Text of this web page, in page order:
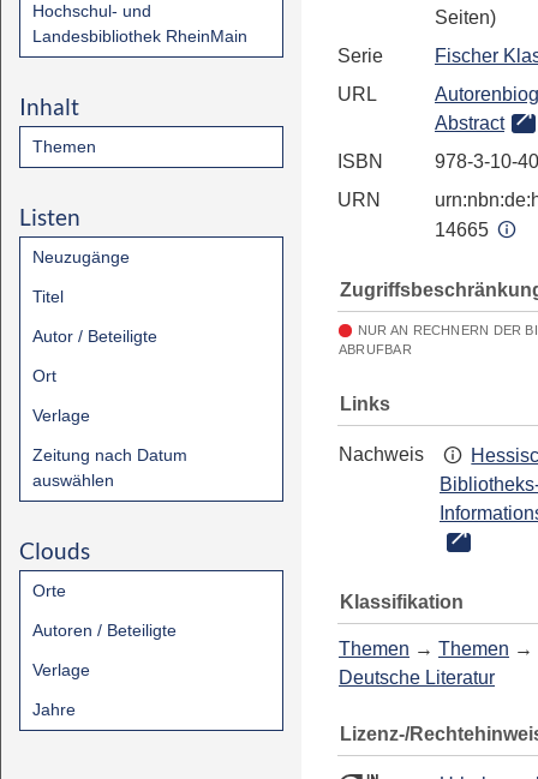
Hochschul- und
Landesbibliothek RheinMain
Inhalt
Themen
Listen
Neuzugänge
Titel
Autor / Beteiligte
Ort
Verlage
Zeitung nach Datum
auswählen
Clouds
Orte
Autoren / Beteiligte
Verlage
Jahre
Seiten)
Serie
Fischer
URL
Abstract
ISBN
978-3-10-
URN
14665
NUR AN RECHNERN DER
ABRUFBAR
Links
Nachweis
Klassifikation
Themen → Themen →
Deutsche Literatur
Lizenz-/